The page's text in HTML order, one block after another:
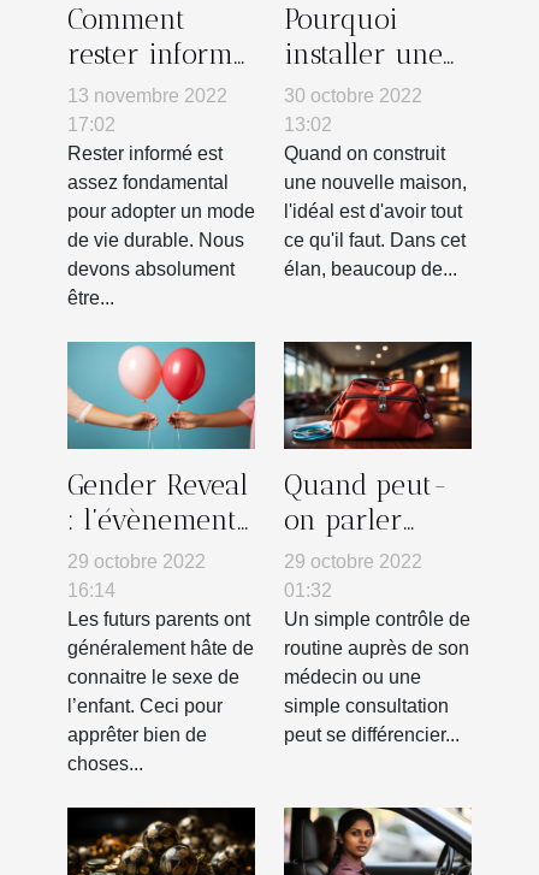
Comment
rester informé
?
13 novembre 2022
17:02
Rester informé est
assez fondamental
pour adopter un mode
de vie durable. Nous
devons absolument
être...
Pourquoi
installer une
alarme
caméra dans
sa maison ?
30 octobre 2022
13:02
Quand on construit
une nouvelle maison,
l'idéal est d'avoir tout
ce qu'il faut. Dans cet
élan, beaucoup de...
Gender Reveal
: l’évènement
pour
découvrir le
sexe d’un
enfant
29 octobre 2022
16:14
Les futurs parents ont
généralement hâte de
connaitre le sexe de
l’enfant. Ceci pour
apprêter bien de
choses...
Quand peut-
on parler
d'une urgence
médicale ?
29 octobre 2022
01:32
Un simple contrôle de
routine auprès de son
médecin ou une
simple consultation
peut se différencier...